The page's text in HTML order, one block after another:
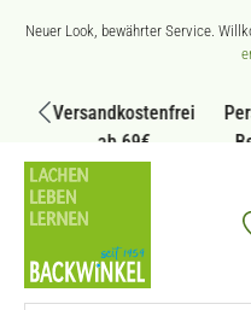
Zum Hauptinhalt springen
Neuer Look, bewährter Service.
Versandkostenfrei
ab 69€